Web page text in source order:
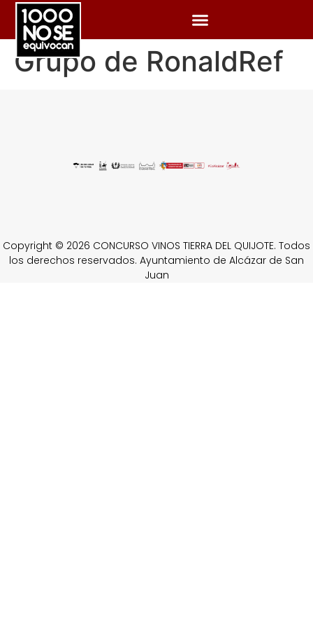
Grupo de RonaldRef
Copyright © 2026 CONCURSO VINOS TIERRA DEL QUIJOTE. Todos
los derechos reservados. Ayuntamiento de Alcázar de San
Juan